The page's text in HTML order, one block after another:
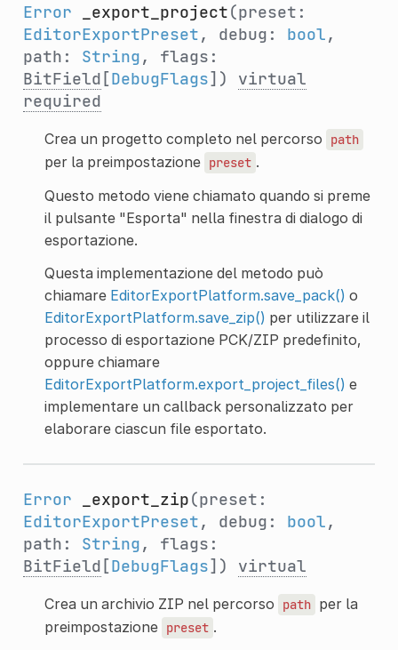
Error _export_project(preset:
EditorExportPreset, debug: bool,
path: String, flags:
BitField [DebugFlags]) virtual
required
Crea un progetto completo nel percorso path
per la preimpostazione preset .
Questo metodo viene chiamato quando si preme
il pulsante "Esporta" nella finestra di dialogo di
esportazione.
Questa implementazione del metodo può
chiamare EditorExportPlatform.save_pack() o
EditorExportPlatform.save_zip() per utilizzare il
processo di esportazione PCK/ZIP predefinito,
oppure chiamare
EditorExportPlatform.export_project_files() e
implementare un callback personalizzato per
elaborare ciascun file esportato.
Error _export_zip(preset:
EditorExportPreset, debug: bool,
path: String, flags:
BitField [DebugFlags]) virtual
Crea un archivio ZIP nel percorso path per la
preimpostazione preset .